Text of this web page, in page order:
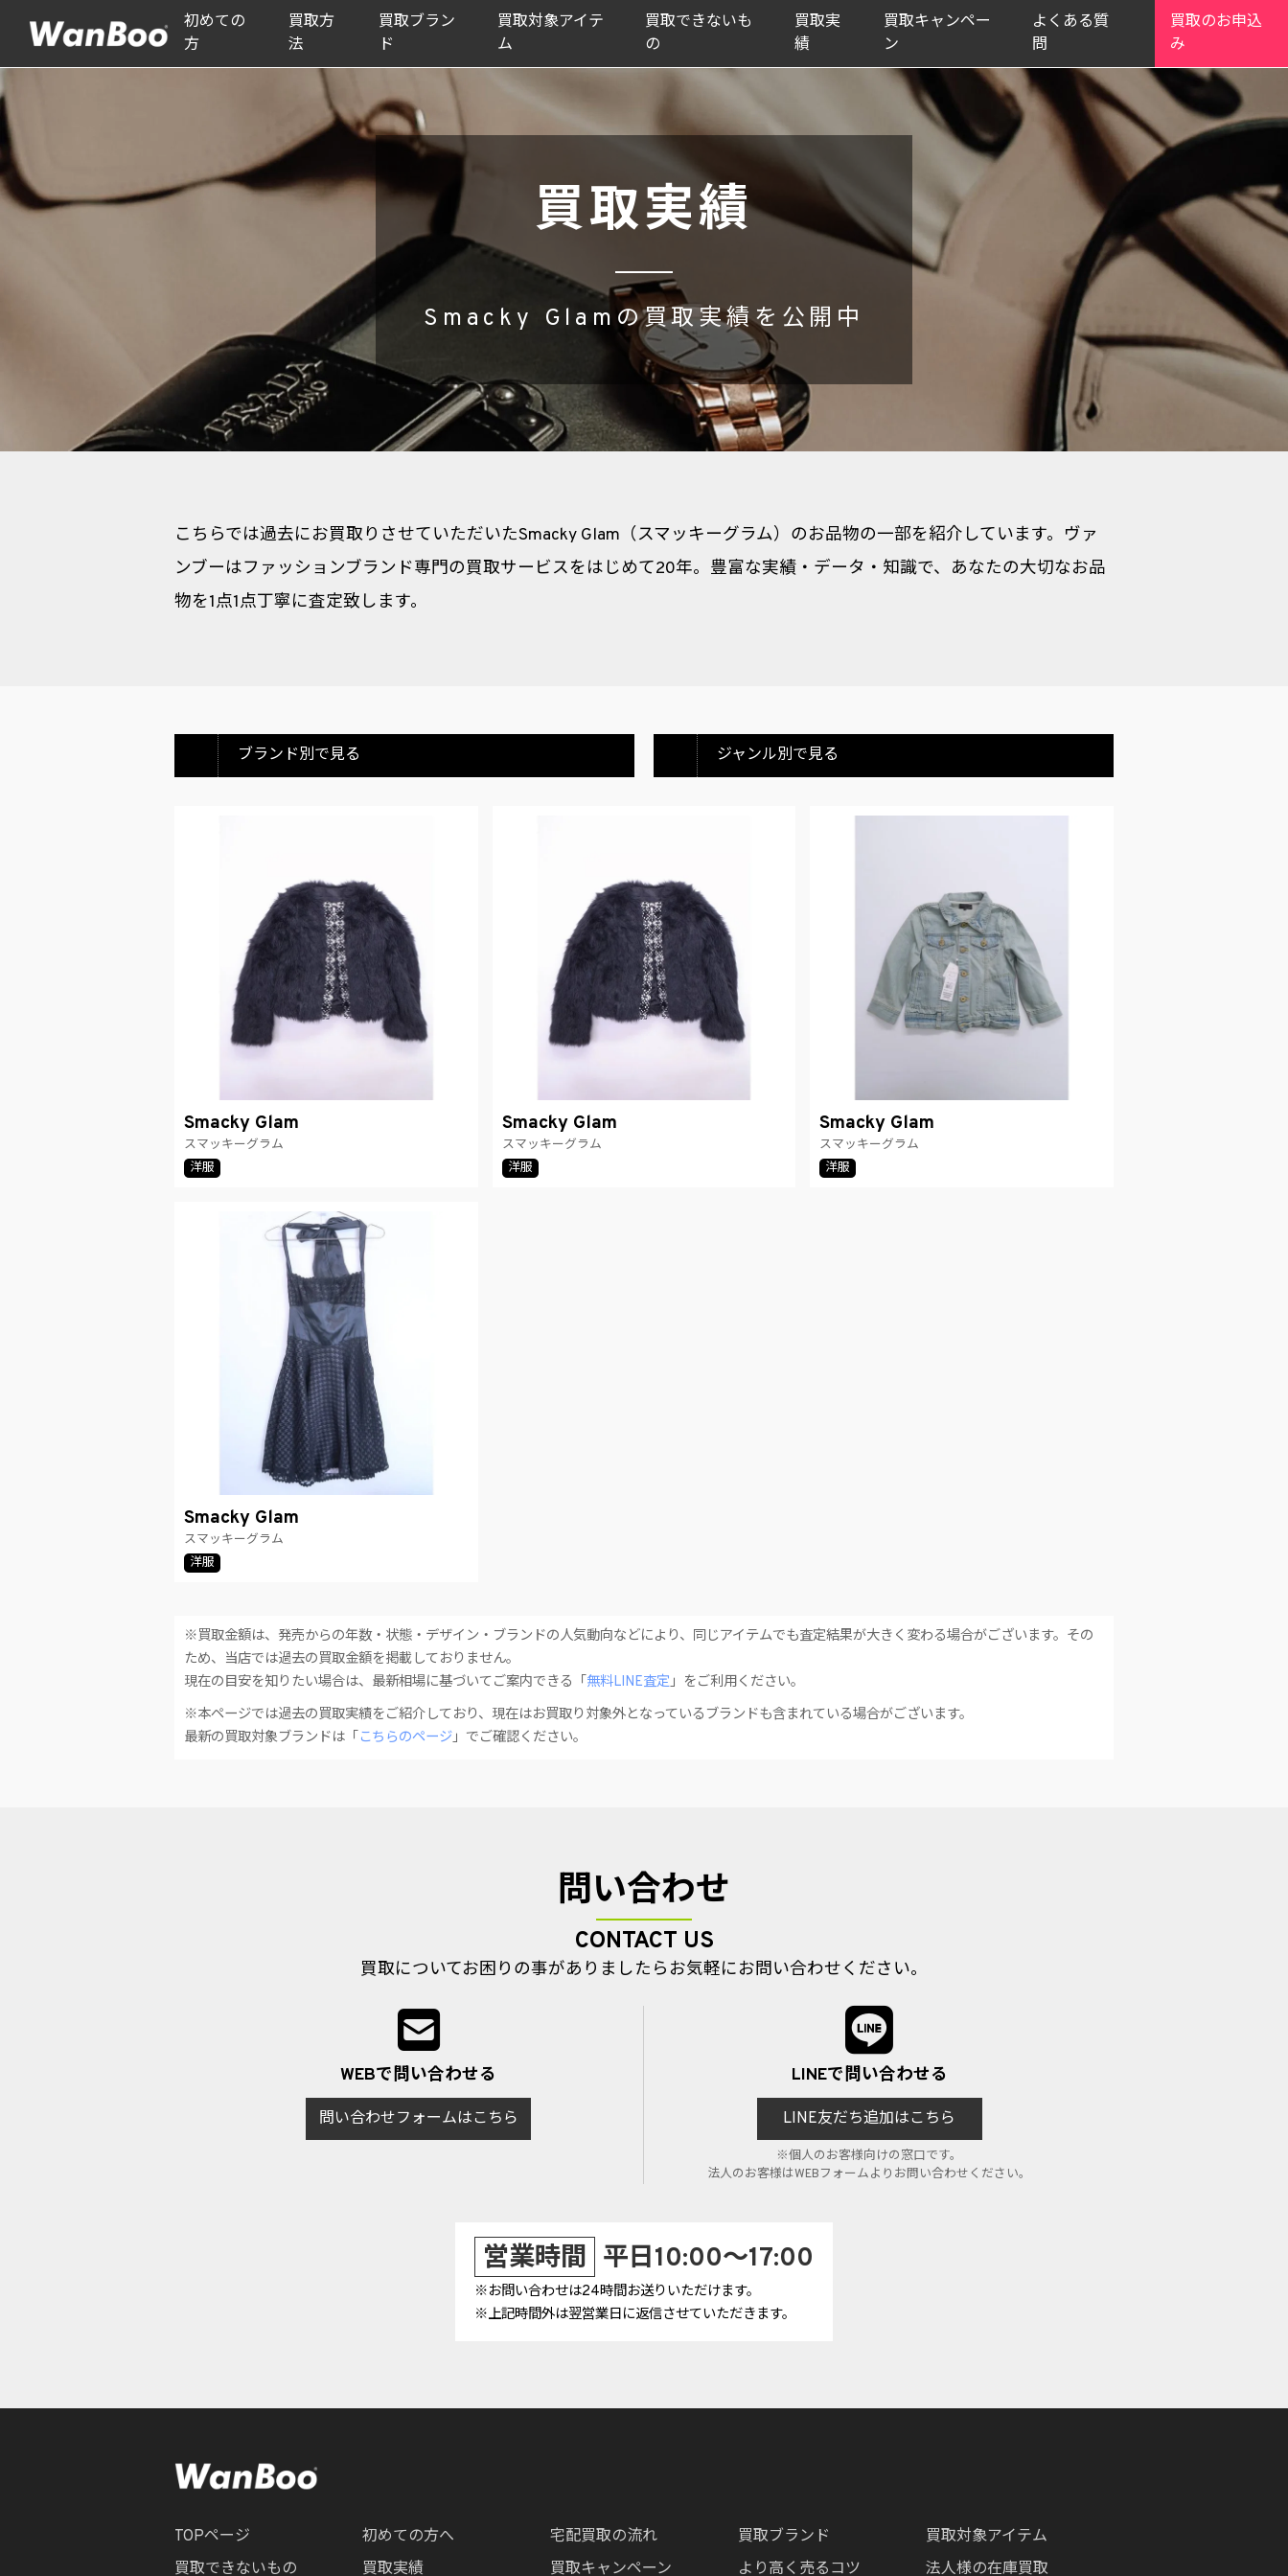
初めての
方
買取方
法
買取ブラン
ド
買取対象アイテ
ム
買取できないも
の
買取実
績
買取キャンペー
ン
よくある質
問
買取のお申込
み
買取実績
Smacky Glamの買取実績を公開中
こちらでは過去にお買取りさせていただいたSmacky Glam（スマッキーグラム）のお品物の一部を紹介しています。ヴァ
ンブーはファッションブランド専門の買取サービスをはじめて20年。豊富な実績・データ・知識で、あなたの大切なお品
物を1点1点丁寧に査定致します。
ブランド別で見る ジャンル別で見る
Smacky Glam
スマッキーグラム
洋服
Smacky Glam
スマッキーグラム
洋服
Smacky Glam
スマッキーグラム
洋服
Smacky Glam
スマッキーグラム
洋服
※買取金額は、発売からの年数・状態・デザイン・ブランドの人気動向などにより、同じアイテムでも査定結果が大きく変わる場合がございます。その
ため、当店では過去の買取金額を掲載しておりません。
現在の目安を知りたい場合は、最新相場に基づいてご案内できる「 無料LINE査定」をご利用ください。
※本ページでは過去の買取実績をご紹介しており、現在はお買取り対象外となっているブランドも含まれている場合がございます。
最新の買取対象ブランドは「 こちらのページ」でご確認ください。
問い合わせ
CONTACT US
買取についてお困りの事がありましたらお気軽にお問い合わせください。
WEBで問い合わせる
問い合わせフォームはこちら
LINEで問い合わせる
LINE友だち追加はこちら
※個人のお客様向けの窓口です。
法人のお客様はWEBフォームよりお問い合わせください。
営業時間 平日10:00～17:00
※お問い合わせは24時間お送りいただけます。
※上記時間外は翌営業日に返信させていただきます。
TOPページ 初めての方へ 宅配買取の流れ 買取ブランド
買取対象アイテム
買取できないもの
買取実績 買取キャンペーン より高く売るコツ 法人様の在庫買取